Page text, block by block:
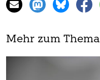
Mehr zum Thema